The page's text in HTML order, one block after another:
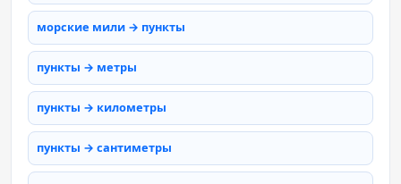
морские мили → пункты
пункты → метры
пункты → километры
пункты → сантиметры